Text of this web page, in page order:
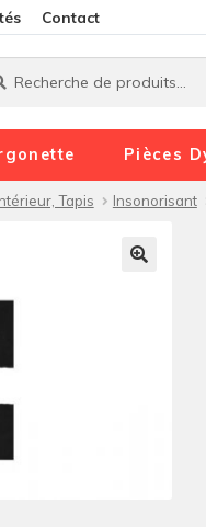
Contact
Pièces
Tapis Insonorisant